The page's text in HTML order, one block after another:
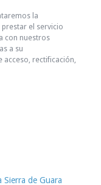
la
el servicio
con nuestros
a su
acceso, rectificación,
de Guara